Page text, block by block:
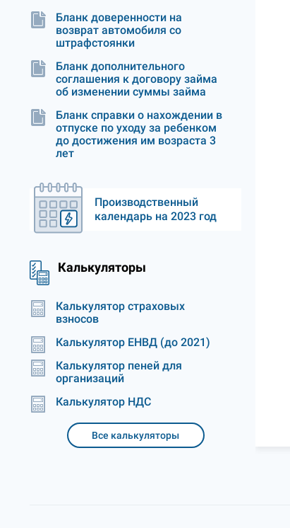
Бланк доверенности на
возврат автомобиля со
штрафстоянки
Бланк дополнительного
соглашения к договору займа
об изменении суммы займа
Бланк справки о нахождении в
отпуске по уходу за ребенком
до достижения им возраста 3
лет
Производственный
календарь на 2023 год
Калькуляторы
Калькулятор страховых
взносов
Калькулятор ЕНВД (до 2021)
Калькулятор пеней для
организаций
Калькулятор НДС
Все калькуляторы